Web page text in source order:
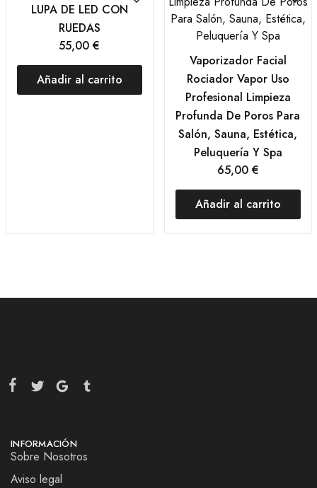
LUPA DE LED CON
RUEDAS
55,00 €
Añadir al carrito
Vaporizador Facial
Rociador Vapor Uso
Profesional Limpieza
Profunda De Poros Para
Salón, Sauna, Estética,
Peluquería Y Spa
65,00 €
Añadir al carrito
INFORMACIÓN
Sobre Nosotros
Aviso legal